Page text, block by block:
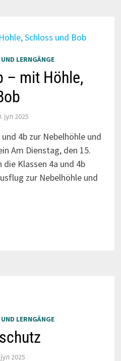
LERNGÄNGE
– mit Höhle,
јул 2025
4b zur Nebelhöhle und
Am Dienstag, den 15.
Klassen 4a und 4b
zur Nebelhöhle und
LERNGÄNGE
2025